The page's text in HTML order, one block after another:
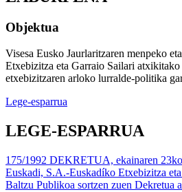
Objektua
Visesa Eusko Jaurlaritzaren menpeko
Etxebizitza eta Garraio Sailari
etxebizitzaren arloko lurralde-politika
Lege-esparrua
LEGE-ESPARRUA
175/1992 DEKRETUA, ekainaren
Euskadi, S.A.-Euskadíko Etxebizitza
Baltzu Publikoa sortzen zuen Dekretua